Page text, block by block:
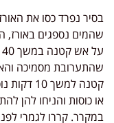
בסיר נפרד כסו את
שהמים נספגים באורז,
שהתערובת מסמיכה
או כוסות והניחו להן
במקרר. קררו לגמרי